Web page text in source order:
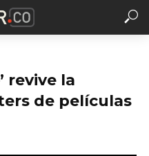
revive la
de películas